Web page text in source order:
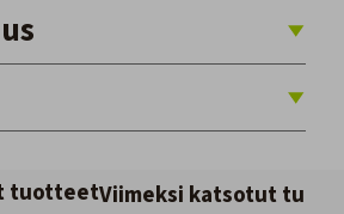
tuotteetViimeksi katsotut